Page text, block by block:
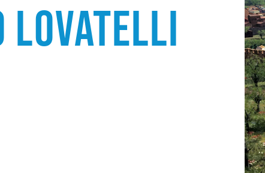
Lovatelli